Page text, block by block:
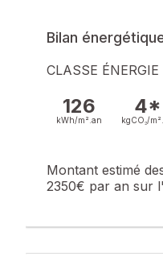
Prix de vente : 389
Honoraires charge
Contactez votre
Bilan
CLASSE
126
kWh/m². an
4*
kgCO₂/m².
Montant estimé
2350€ par an sur